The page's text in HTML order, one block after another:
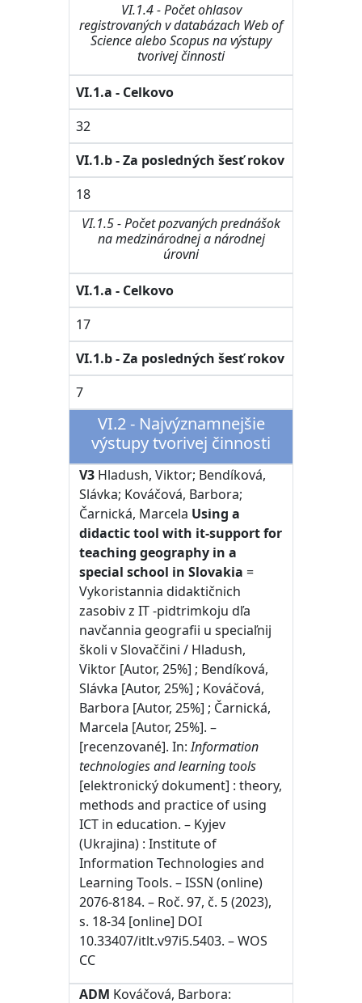
VI.1.4 - Počet ohlasov
registrovaných v databázach Web of
Science alebo Scopus na výstupy
tvorivej činnosti
VI.1.a - Celkovo
32
VI.1.b - Za posledných šesť rokov
18
VI.1.5 - Počet pozvaných prednášok
na medzinárodnej a národnej
úrovni
VI.1.a - Celkovo
17
VI.1.b - Za posledných šesť rokov
7
VI.2 - Najvýznamnejšie
výstupy tvorivej činnosti
V3 Hladush, Viktor; Bendíková,
Slávka; Kováčová, Barbora;
Čarnická, Marcela Using a
didactic tool with it-support for
teaching geography in a
special school in Slovakia =
Vykoristannia didaktičnich
zasobiv z IT -pidtrimkoju dľa
navčannia geografii u speciaľnij
školi v Slovaččini / Hladush,
Viktor [Autor, 25%] ; Bendíková,
Slávka [Autor, 25%] ; Kováčová,
Barbora [Autor, 25%] ; Čarnická,
Marcela [Autor, 25%]. –
[recenzované]. In:Information
technologies and learning tools
[elektronický dokument] : theory,
methods and practice of using
ICT in education. – Kyjev
(Ukrajina) : Institute of
Information Technologies and
Learning Tools. – ISSN (online)
2076-8184. – Roč. 97, č. 5 (2023),
s. 18-34 [online] DOI
10.33407/itlt.v97i5.5403. – WOS
CC
ADM Kováčová, Barbora: